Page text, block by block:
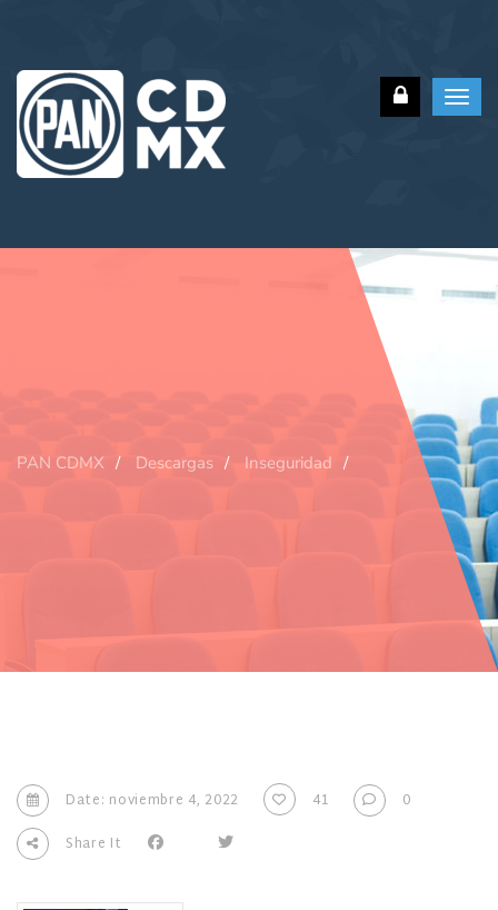
PAN CDMX Descargas Inseguridad
Date: noviembre 4, 2022 41
0
Share It